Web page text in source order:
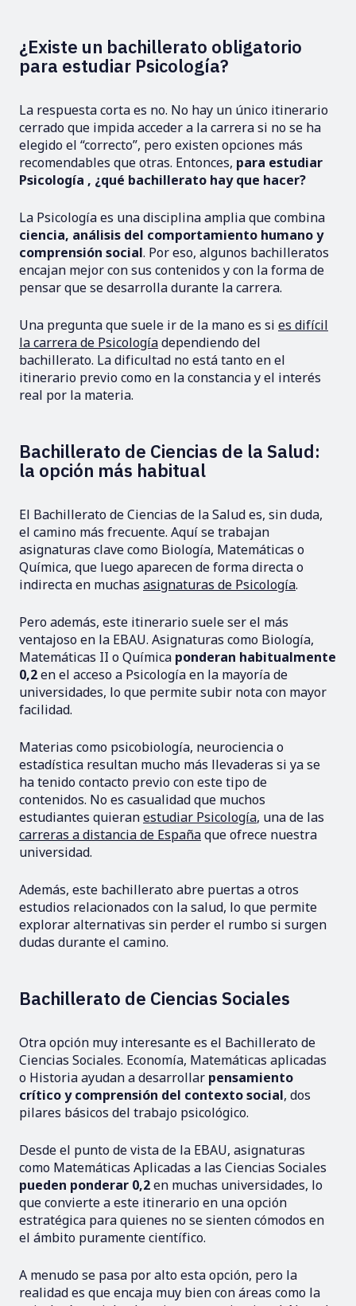
¿Existe un bachillerato obligatorio
para estudiar Psicología?
La respuesta corta es no. No hay un único itinerario
cerrado que impida acceder a la carrera si no se ha
elegido el “correcto”, pero existen opciones más
recomendables que otras. Entonces, para estudiar
Psicología , ¿qué bachillerato hay que hacer?
La Psicología es una disciplina amplia que combina
ciencia, análisis del comportamiento humano y
comprensión social. Por eso, algunos bachilleratos
encajan mejor con sus contenidos y con la forma de
pensar que se desarrolla durante la carrera.
Una pregunta que suele ir de la mano es si es difícil
la carrera de Psicologíadependiendo del
bachillerato. La dificultad no está tanto en el
itinerario previo como en la constancia y el interés
real por la materia.
Bachillerato de Ciencias de la Salud:
la opción más habitual
El Bachillerato de Ciencias de la Salud es, sin duda,
el camino más frecuente. Aquí se trabajan
asignaturas clave como Biología, Matemáticas o
Química, que luego aparecen de forma directa o
indirecta en muchas asignaturas de Psicología.
Pero además, este itinerario suele ser el más
ventajoso en la EBAU. Asignaturas como Biología,
Matemáticas II o Química ponderan habitualmente
0,2en el acceso a Psicología en la mayoría de
universidades, lo que permite subir nota con mayor
facilidad.
Materias como psicobiología, neurociencia o
estadística resultan mucho más llevaderas si ya se
ha tenido contacto previo con este tipo de
contenidos. No es casualidad que muchos
estudiantes quieranestudiar Psicología, una de las
carreras a distancia de Españaque ofrece nuestra
universidad.
Además, este bachillerato abre puertas a otros
estudios relacionados con la salud, lo que permite
explorar alternativas sin perder el rumbo si surgen
dudas durante el camino.
Bachillerato de Ciencias Sociales
Otra opción muy interesante es el Bachillerato de
Ciencias Sociales. Economía, Matemáticas aplicadas
o Historia ayudan a desarrollar pensamiento
crítico y comprensión del contexto social, dos
pilares básicos del trabajo psicológico.
Desde el punto de vista de la EBAU, asignaturas
como Matemáticas Aplicadas a las Ciencias Sociales
pueden ponderar 0,2en muchas universidades, lo
que convierte a este itinerario en una opción
estratégica para quienes no se sienten cómodos en
el ámbito puramente científico.
A menudo se pasa por alto esta opción, pero la
realidad es que encaja muy bien con áreas como la